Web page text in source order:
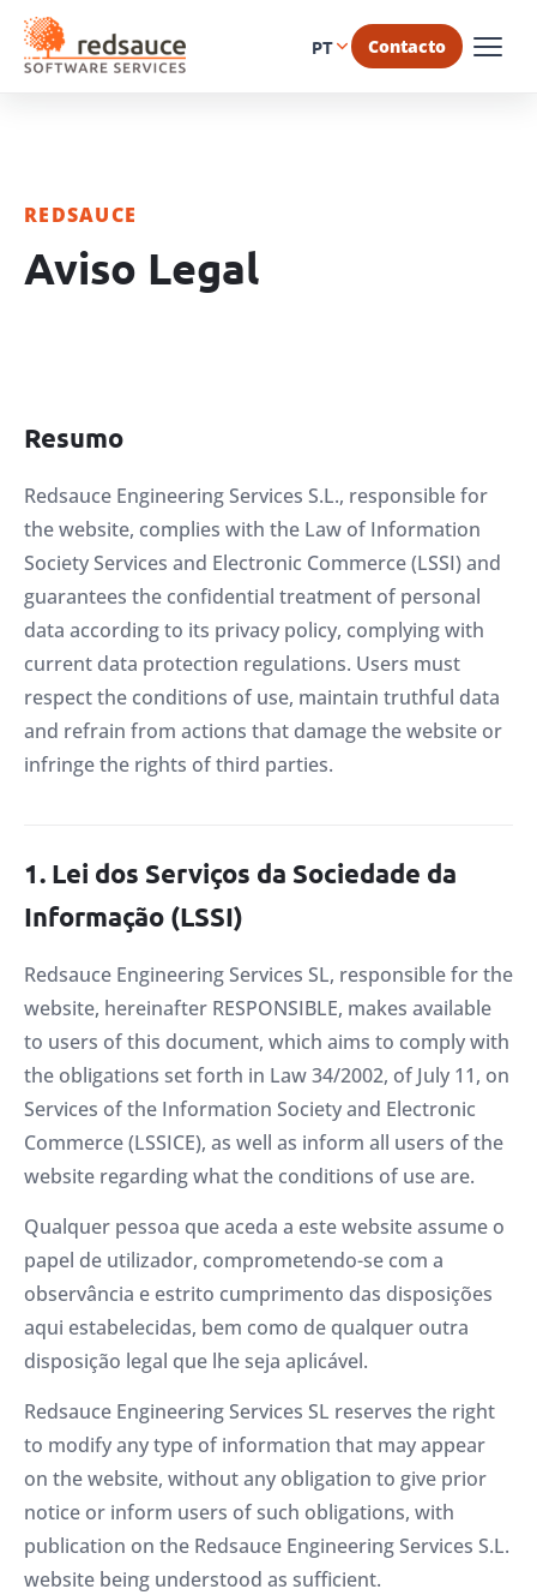
PT Contacto
REDSAUCE
Aviso Legal
Resumo
Redsauce Engineering Services S.L., responsible for
the website, complies with the Law of Information
Society Services and Electronic Commerce (LSSI) and
guarantees the confidential treatment of personal
data according to its privacy policy, complying with
current data protection regulations. Users must
respect the conditions of use, maintain truthful data
and refrain from actions that damage the website or
infringe the rights of third parties.
1. Lei dos Serviços da Sociedade da
Informação (LSSI)
Redsauce Engineering Services SL, responsible for the
website, hereinafter RESPONSIBLE, makes available
to users of this document, which aims to comply with
the obligations set forth in Law 34/2002, of July 11, on
Services of the Information Society and Electronic
Commerce (LSSICE), as well as inform all users of the
website regarding what the conditions of use are.
Qualquer pessoa que aceda a este website assume o
papel de utilizador, comprometendo-se com a
observância e estrito cumprimento das disposições
aqui estabelecidas, bem como de qualquer outra
disposição legal que lhe seja aplicável.
Redsauce Engineering Services SL reserves the right
to modify any type of information that may appear
on the website, without any obligation to give prior
notice or inform users of such obligations, with
publication on the Redsauce Engineering Services S.L.
website being understood as sufficient.